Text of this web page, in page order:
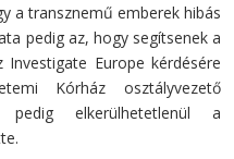
a transznemű emberek hibás
pedig az, hogy segítsenek a
Europe kérdésére
Kórház osztályvezető
elkerülhetetlenül a